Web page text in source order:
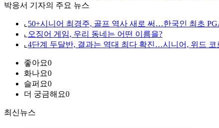
박응서 기자의 주요 뉴스
⌞ 50+시니어 최경주, 골프 역사 새로 써…한국인 최초
⌞ 오징어 게임, 우리 동네는 어떤 이름을?
⌞ 4단계 두달반, 결과는 역대 최다 확진…시니어, 위드 코
좋아요0
화나요0
슬퍼요0
더 궁금해요0
최신뉴스